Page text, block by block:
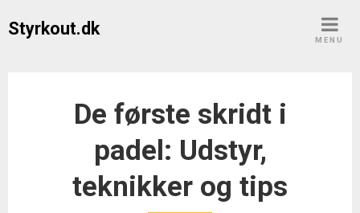
toStyrkout.dk
MENU
De første skridt i
padel: Udstyr,
teknikker og tips